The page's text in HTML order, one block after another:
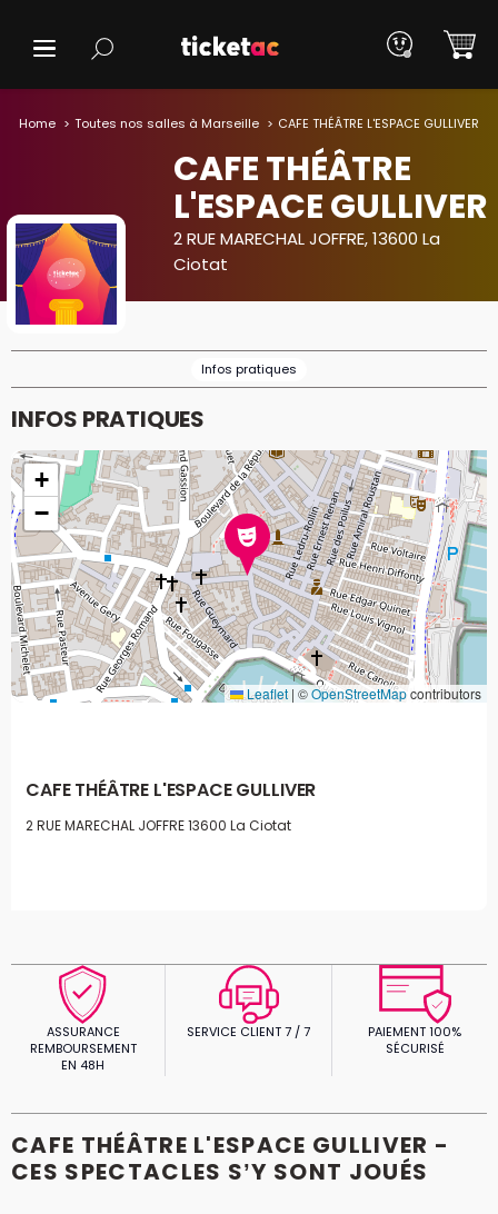
Home Toutes nos salles à Marseille CAFE THÉÂTRE L'ESPACE GULLIVER
CAFE THÉÂTRE
L'ESPACE GULLIVER
2 RUE MARECHAL JOFFRE, 13600 La
Ciotat
Infos pratiques
INFOS PRATIQUES
+
−
Leaflet | ©OpenStreetMapcontributors
CAFE THÉÂTRE L'ESPACE GULLIVER
2 RUE MARECHAL JOFFRE13600 La Ciotat
ASSURANCE
REMBOURSEMENT
EN 48H
SERVICE CLIENT 7 / 7
PAIEMENT 100%
SÉCURISÉ
CAFE THÉÂTRE L'ESPACE GULLIVER -
CES SPECTACLES S’Y SONT JOUÉS